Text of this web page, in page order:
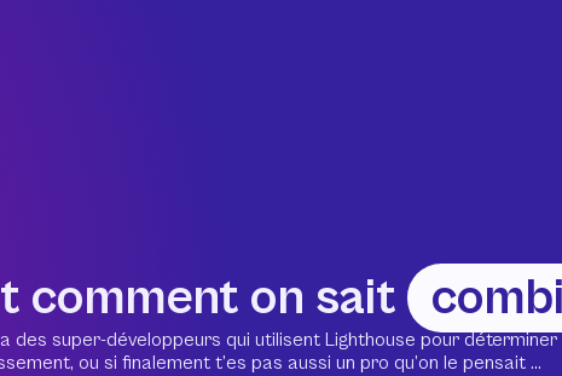
comment on sait
des super-développeurs qui utilisent Lighthouse pour
ou si finalement t’es pas aussi un pro qu’on le pensait ...